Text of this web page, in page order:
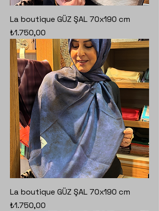
La boutique GÜZ ŞAL 70x190 cm
Fiyat
₺1.750,00
La boutique GÜZ ŞAL 70x190 cm
Fiyat
₺1.750,00